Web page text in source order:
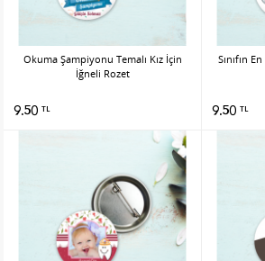
Okuma Şampiyonu Temalı Kız İçin
İğneli Rozet
9.50 TL
Sınıfın
9.50 TL